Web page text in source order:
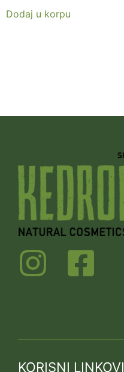
Dodaj u korpu
KORISNI LINKOVI